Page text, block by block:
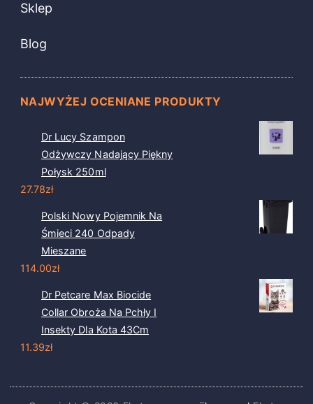
Sklep
Blog
NAJWYŻEJ OCENIANE PRODUKTY
Dr Lucy Szampon
Odżywczy Nadający Piękny
Połysk 250ml
27.78zł
Polski Nowy Pojemnik Na
Śmieci 240 Odpady
Mieszane
114.00zł
Dr Petcare Max Biocide
Collar Obroża Na Pchły I
Insekty Dla Kota 43Cm
11.39zł